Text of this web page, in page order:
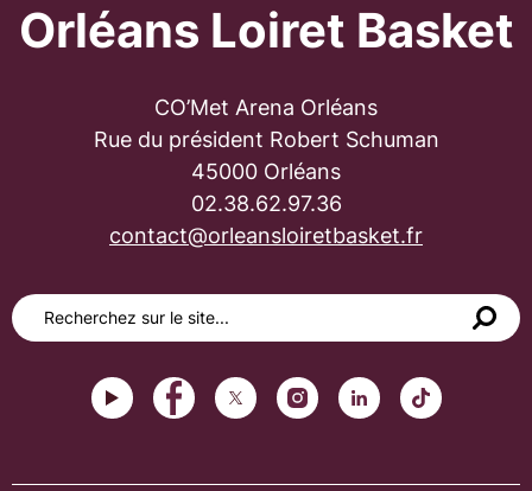
Orléans Loiret Basket
CO’Met Arena Orléans
Rue du président Robert Schuman
45000 Orléans
02.38.62.97.36
contact@orleansloiretbasket.fr